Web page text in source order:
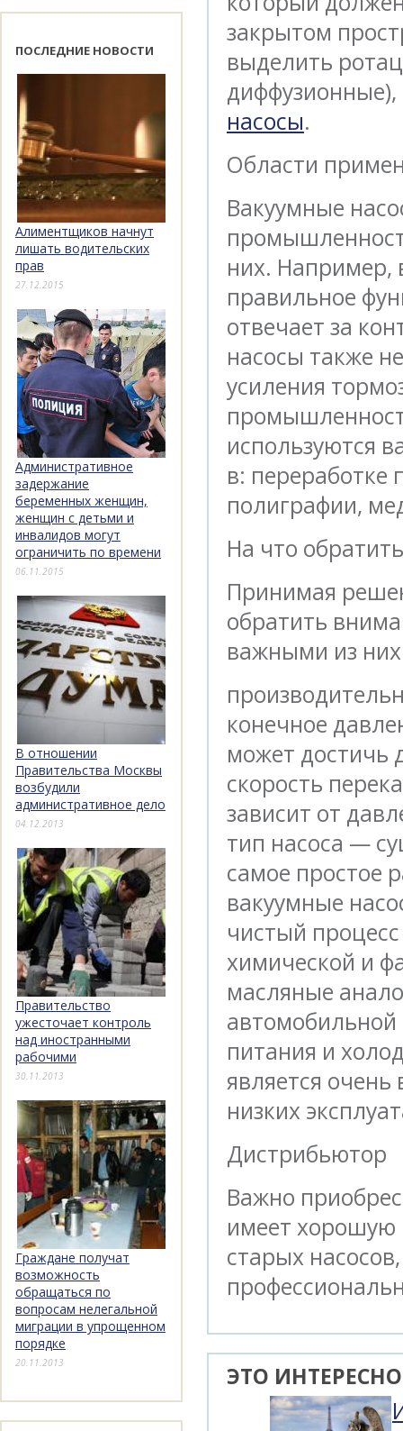
закрытом
выделить
насосы.
Области
Вакуумные
них. Например,
правильное
отвечает за
насосы также
усиления
используются
в: переработке
полиграфии,
На что
Принимая
обратить
важными из
конечное
может достичь
скорость
зависит от
тип насоса —
самое простое
вакуумные
чистый
химической и
масляные
питания и
является
низких
Дистрибьютор
Важно
имеет хорошую
старых
ЭТО ИНТЕРЕСНО
ПОСЛЕДНИЕ НОВОСТИ
Алиментщиков начнут
лишать водительских
прав
27.12.2015
Административное
задержание
беременных женщин,
женщин с детьми и
инвалидов могут
ограничить по времени
06.11.2015
В отношении
Правительства Москвы
возбудили
административное дело
04.12.2013
Правительство
ужесточает контроль
над иностранными
рабочими
30.11.2013
Граждане получат
возможность
обращаться по
вопросам нелегальной
миграции в упрощенном
порядке
20.11.2013